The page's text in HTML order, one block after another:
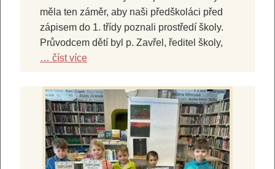
měla ten záměr, aby naši předškoláci před
zápisem do 1. třídy poznali prostředí školy.
Průvodcem dětí byl p. Zavřel, ředitel školy,
… číst více